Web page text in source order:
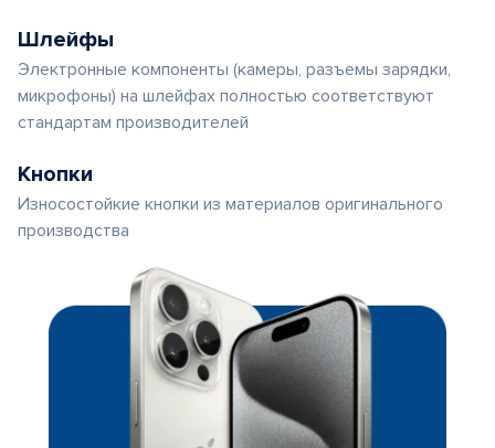
Шлейфы
Электронные компоненты (камеры, разъемы зарядки,
микрофоны) на шлейфах полностью соответствуют
стандартам производителей
Кнопки
Износостойкие кнопки из материалов оригинального
производства